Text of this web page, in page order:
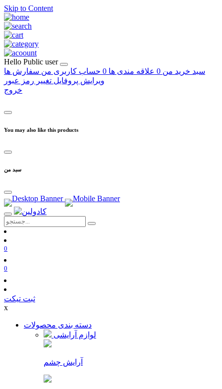
Skip to Content
Hello Public user
سبد خرید من 0 علاقه مندی ها 0 حساب کاربری من سفارش ها
ویرایش پروفایل تغییر رمز عبور
خروج
You may also like this products
سبد من
0
0
ثبت تیکت
x
دسته بندی محصولات
لوازم آرایشی
آرایش چشم